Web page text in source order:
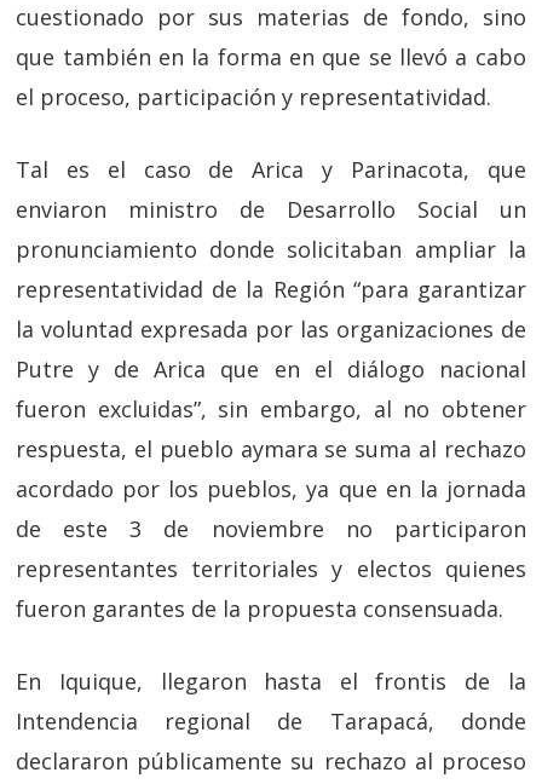
cuestionado por sus materias de fondo, sino
que también en la forma en que se llevó a cabo
el proceso, participación y representatividad.
Tal es el caso de Arica y Parinacota, que
enviaron ministro de Desarrollo Social un
pronunciamiento donde solicitaban ampliar la
representatividad de la Región “para garantizar
la voluntad expresada por las organizaciones de
Putre y de Arica que en el diálogo nacional
fueron excluidas”, sin embargo, al no obtener
respuesta, el pueblo aymara se suma al rechazo
acordado por los pueblos, ya que en la jornada
de este 3 de noviembre no participaron
representantes territoriales y electos quienes
fueron garantes de la propuesta consensuada.
En Iquique, llegaron hasta el frontis de la
Intendencia regional de Tarapacá, donde
declararon públicamente su rechazo al proceso